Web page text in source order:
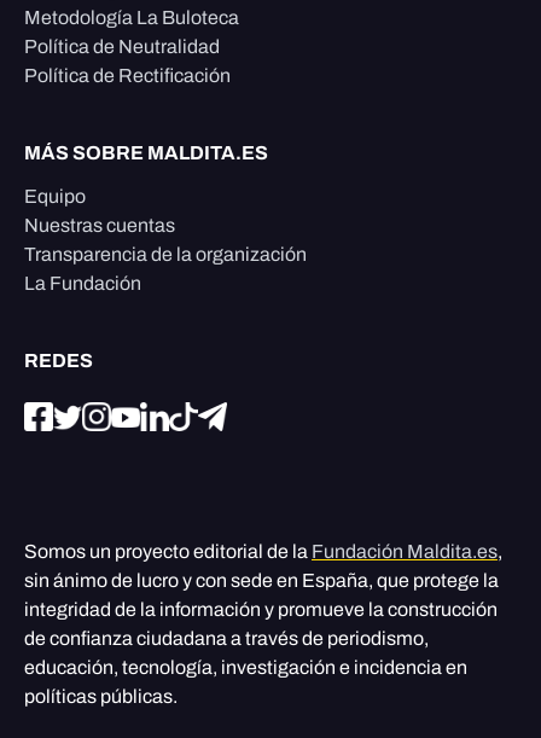
Metodología La Buloteca
Política de Neutralidad
Política de Rectificación
MÁS SOBRE MALDITA.ES
Equipo
Nuestras cuentas
Transparencia de la organización
La Fundación
REDES
Somos un proyecto editorial de la Fundación Maldita.es,
sin ánimo de lucro y con sede en España, que protege la
integridad de la información y promueve la construcción
de confianza ciudadana a través de periodismo,
educación, tecnología, investigación e incidencia en
políticas públicas.